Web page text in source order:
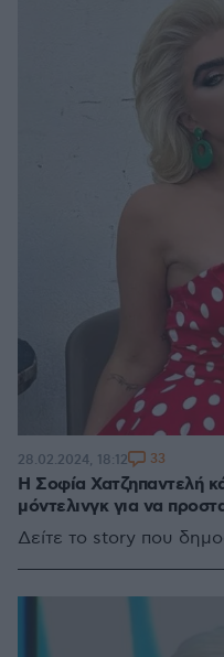
Η Σοφία Χατζηπαντελή
μόντελινγκ για να
Δείτε το story που
28.02.2024, 18:12 33